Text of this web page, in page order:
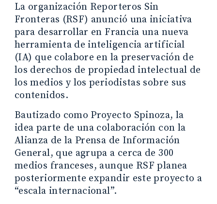
La organización Reporteros Sin
Fronteras (RSF) anunció una iniciativa
para desarrollar en Francia una nueva
herramienta de inteligencia artificial
(IA) que colabore en la preservación de
los derechos de propiedad intelectual de
los medios y los periodistas sobre sus
contenidos.
Bautizado como Proyecto Spinoza, la
idea parte de una colaboración con la
Alianza de la Prensa de Información
General, que agrupa a cerca de 300
medios franceses, aunque RSF planea
posteriormente expandir este proyecto a
“escala internacional”.